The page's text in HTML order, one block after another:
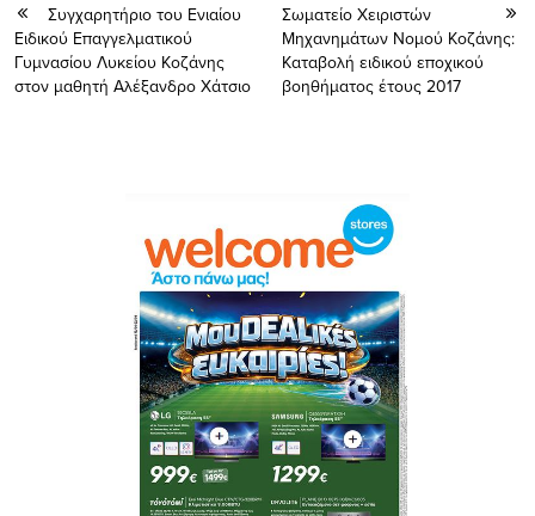
Συγχαρητήριο του Ενιαίου
Ειδικού Επαγγελματικού
Γυμνασίου Λυκείου Κοζάνης
στον μαθητή Αλέξανδρο Χάτσιο
Σωματείο Χειριστών
Μηχανημάτων Νομού Κοζάνης:
Καταβολή ειδικού εποχικού
βοηθήματος έτους 2017